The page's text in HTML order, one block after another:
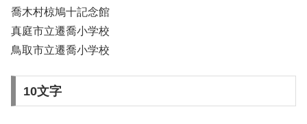
喬木村椋鳩十記念館
真庭市立遷喬小学校
鳥取市立遷喬小学校
10文字